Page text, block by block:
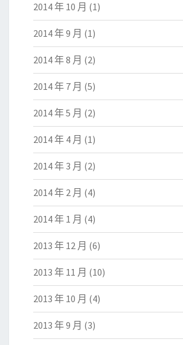
2014 年 10 月 (1)
2014 年 9 月 (1)
2014 年 8 月 (2)
2014 年 7 月 (5)
2014 年 5 月 (2)
2014 年 4 月 (1)
2014 年 3 月 (2)
2014 年 2 月 (4)
2014 年 1 月 (4)
2013 年 12 月 (6)
2013 年 11 月 (10)
2013 年 10 月 (4)
2013 年 9 月 (3)